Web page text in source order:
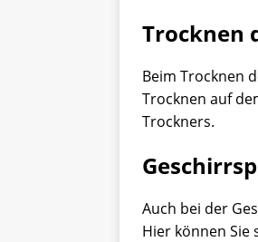
Trocknen
Beim Trocknen
Trocknen auf
Trockners.
Auch bei der
Hier können Sie